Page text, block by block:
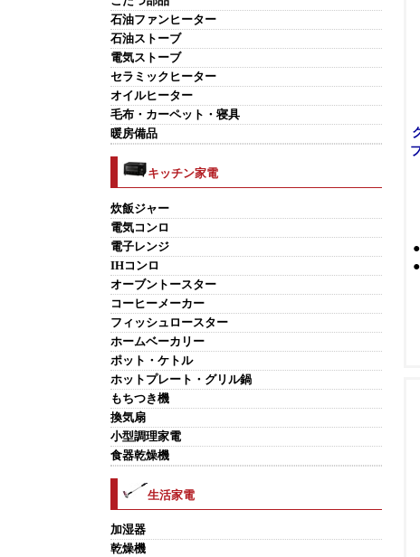
石油ファンヒーター
石油ストーブ
電気ストーブ
セラミックヒーター
オイルヒーター
毛布・カーペット・寝具
暖房備品
キッチン家電
炊飯ジャー
電気コンロ
電子レンジ
IHコンロ
オーブントースター
コーヒーメーカー
フィッシュロースター
ホームベーカリー
ポット・ケトル
ホットプレート・グリル鍋
もちつき機
換気扇
小型調理家電
食器乾燥機
生活家電
加湿器
乾燥機